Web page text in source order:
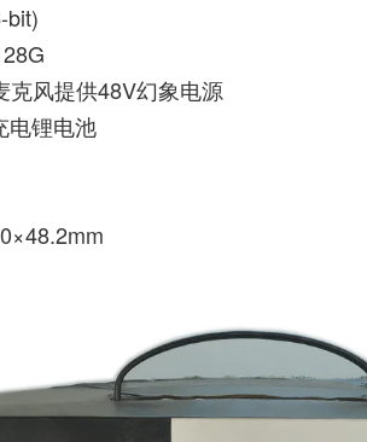
bit)
克风提供48V幻象电源
电锂电池